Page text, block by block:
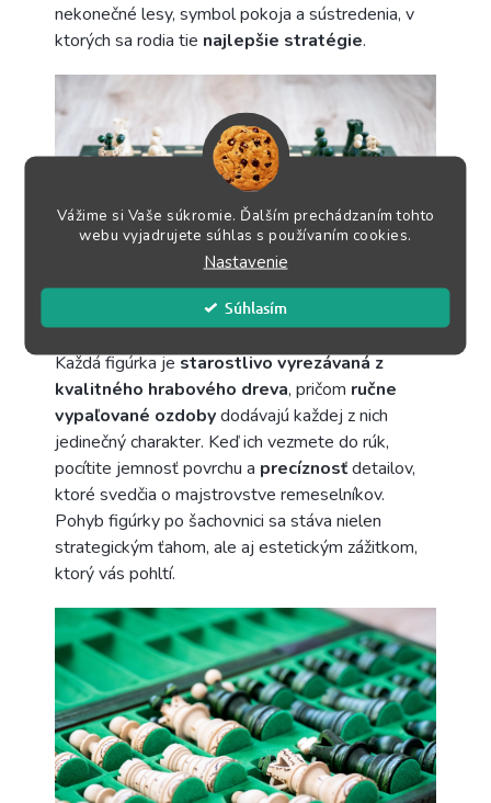
Vážime si Vaše súkromie. Ďalším prechádzaním tohto
webu vyjadrujete súhlas s používaním cookies.
Nastavenie
Súhlasím
nekonečné lesy, symbol pokoja a sústredenia, v
ktorých sa rodia tie najlepšie stratégie.
Každá figúrka jestarostlivo vyrezávaná z
kvalitného hrabového dreva, pričom ručne
vypaľované ozdobydodávajú každej z nich
jedinečný charakter. Keď ich vezmete do rúk,
pocítite jemnosť povrchu a precíznosťdetailov,
ktoré svedčia o majstrovstve remeselníkov.
Pohyb figúrky po šachovnici sa stáva nielen
strategickým ťahom, ale aj estetickým zážitkom,
ktorý vás pohltí.